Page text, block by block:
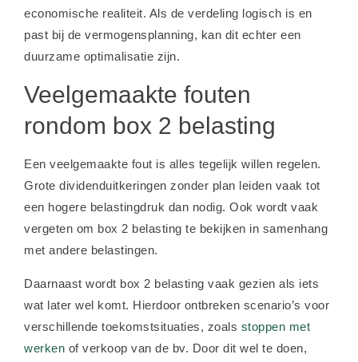
economische realiteit. Als de verdeling logisch is en
past bij de vermogensplanning, kan dit echter een
duurzame optimalisatie zijn.
Veelgemaakte fouten
rondom box 2 belasting
Een veelgemaakte fout is alles tegelijk willen regelen.
Grote dividenduitkeringen zonder plan leiden vaak tot
een hogere belastingdruk dan nodig. Ook wordt vaak
vergeten om box 2 belasting te bekijken in samenhang
met andere belastingen.
Daarnaast wordt box 2 belasting vaak gezien als iets
wat later wel komt. Hierdoor ontbreken scenario’s voor
verschillende toekomstsituaties, zoals stoppen met
werken of verkoop van de bv. Door dit wel te doen,